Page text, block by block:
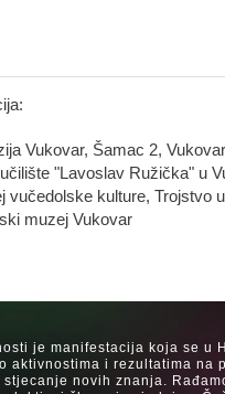
Vukovar, Šamac 2, Vukovar
"Lavoslav Ružička" u
vučedolske kulture, Trojstvo
muzej Vukovar
je manifestacija koja se u
aktivnostima i rezultatima na
novih znanja.